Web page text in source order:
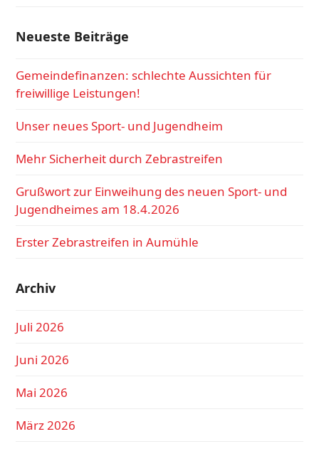
Neueste Beiträge
Gemeindefinanzen: schlechte Aussichten für
freiwillige Leistungen!
Unser neues Sport- und Jugendheim
Mehr Sicherheit durch Zebrastreifen
Grußwort zur Einweihung des neuen Sport- und
Jugendheimes am 18.4.2026
Erster Zebrastreifen in Aumühle
Archiv
Juli 2026
Juni 2026
Mai 2026
März 2026